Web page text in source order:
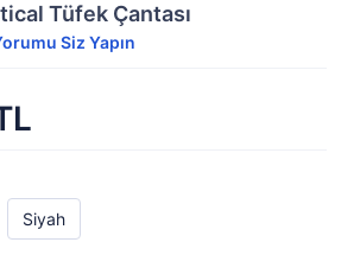
Tüfek Çantası
Siz Yapın
Siyah